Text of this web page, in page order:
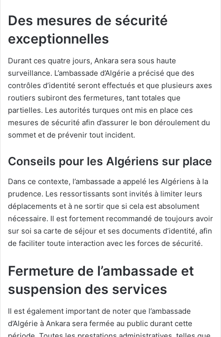
Des mesures de sécurité
exceptionnelles
Durant ces quatre jours, Ankara sera sous haute
surveillance. L’ambassade d’Algérie a précisé que des
contrôles d’identité seront effectués et que plusieurs axes
routiers subiront des fermetures, tant totales que
partielles. Les autorités turques ont mis en place ces
mesures de sécurité afin d’assurer le bon déroulement du
sommet et de prévenir tout incident.
Conseils pour les Algériens sur place
Dans ce contexte, l’ambassade a appelé les Algériens à la
prudence. Les ressortissants sont invités à limiter leurs
déplacements et à ne sortir que si cela est absolument
nécessaire. Il est fortement recommandé de toujours avoir
sur soi sa carte de séjour et ses documents d’identité, afin
de faciliter toute interaction avec les forces de sécurité.
Fermeture de l’ambassade et
suspension des services
Il est également important de noter que l’ambassade
d’Algérie à Ankara sera fermée au public durant cette